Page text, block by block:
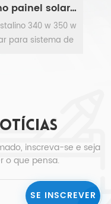
Módulo fotovoltaico mono painel solar de 350 watts
340 w 350 w
para sistema de
inscreva-se e seja
o que pensa.